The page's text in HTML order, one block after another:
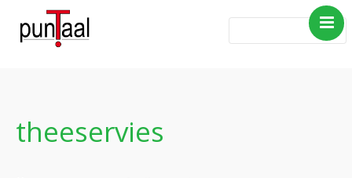
Boeken
theeservies